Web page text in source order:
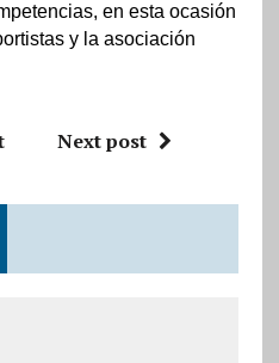
en esta ocasión
y la asociación
Next post